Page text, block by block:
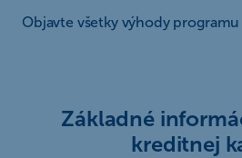
Objavte všetky výhody programu
Základné
kreditnej